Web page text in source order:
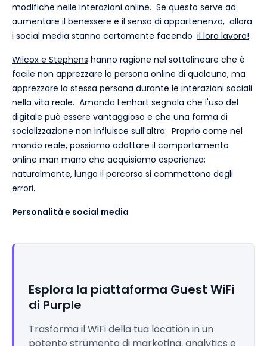
modifiche nelle interazioni online. Se questo serve ad
aumentare il benessere e il senso di appartenenza, allora
i social media stanno certamente facendo il loro lavoro!
Wilcox e Stephens hanno ragione nel sottolineare che è
facile non apprezzare la persona online di qualcuno, ma
apprezzare la stessa persona durante le interazioni sociali
nella vita reale. Amanda Lenhart segnala che l'uso del
digitale può essere vantaggioso e che una forma di
socializzazione non influisce sull'altra. Proprio come nel
mondo reale, possiamo adattare il comportamento
online man mano che acquisiamo esperienza;
naturalmente, lungo il percorso si commettono degli
errori.
Personalità e social media
Esplora la piattaforma Guest WiFi
di Purple
Trasforma il WiFi della tua location in un